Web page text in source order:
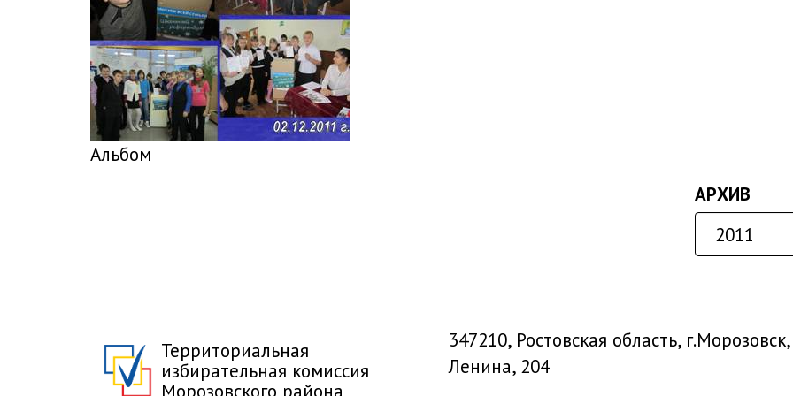
Альбом
АРХИВ
Территориальная
избирательная комиссия
Морозовского района
347210, Ростовская область, г.Морозовск,
Ленина, 204